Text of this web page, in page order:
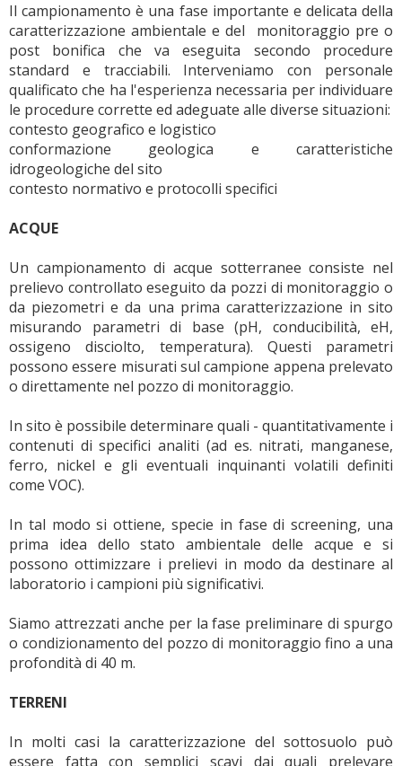
Il campionamento è una fase importante e delicata della
caratterizzazione ambientale e del monitoraggio pre o
post bonifica che va eseguita secondo procedure
standard e tracciabili. Interveniamo con personale
qualificato che ha l'esperienza necessaria per individuare
le procedure corrette ed adeguate alle diverse situazioni:
contesto geografico e logistico
conformazione geologica e caratteristiche
idrogeologiche del sito
contesto normativo e protocolli specifici
ACQUE
Un campionamento di acque sotterranee consiste nel
prelievo controllato eseguito da pozzi di monitoraggio o
da piezometri e da una prima caratterizzazione in sito
misurando parametri di base (pH, conducibilità, eH,
ossigeno disciolto, temperatura). Questi parametri
possono essere misurati sul campione appena prelevato
o direttamente nel pozzo di monitoraggio.
In sito è possibile determinare quali - quantitativamente i
contenuti di specifici analiti (ad es. nitrati, manganese,
ferro, nickel e gli eventuali inquinanti volatili definiti
come VOC).
In tal modo si ottiene, specie in fase di screening, una
prima idea dello stato ambientale delle acque e si
possono ottimizzare i prelievi in modo da destinare al
laboratorio i campioni più significativi.
Siamo attrezzati anche per la fase preliminare di spurgo
o condizionamento del pozzo di monitoraggio fino a una
profondità di 40 m.
TERRENI
In molti casi la caratterizzazione del sottosuolo può
essere fatta con semplici scavi dai quali prelevare